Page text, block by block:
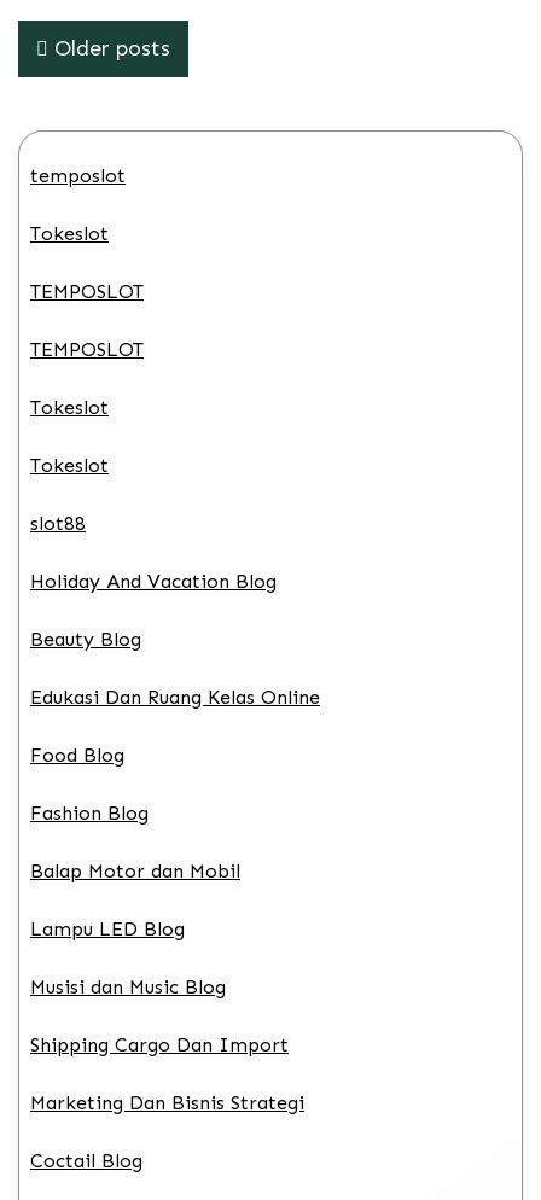
Posts
navigation
Older posts
temposlot
Tokeslot
TEMPOSLOT
TEMPOSLOT
Tokeslot
Tokeslot
slot88
Holiday And Vacation Blog
Beauty Blog
Edukasi Dan Ruang Kelas Online
Food Blog
Fashion Blog
Balap Motor dan Mobil
Lampu LED Blog
Musisi dan Music Blog
Shipping Cargo Dan Import
Marketing Dan Bisnis Strategi
Coctail Blog